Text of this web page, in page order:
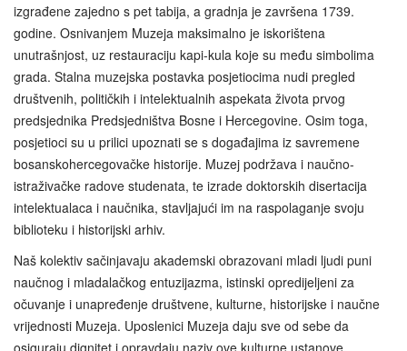
izgrađene zajedno s pet tabija, a gradnja je završena 1739.
godine. Osnivanjem Muzeja maksimalno je iskorištena
unutrašnjost, uz restauraciju kapi-kula koje su među simbolima
grada. Stalna muzejska postavka posjetiocima nudi pregled
društvenih, političkih i intelektualnih aspekata života prvog
predsjednika Predsjedništva Bosne i Hercegovine. Osim toga,
posjetioci su u prilici upoznati se s događajima iz savremene
bosanskohercegovačke historije. Muzej podržava i naučno-
istraživačke radove studenata, te izrade doktorskih disertacija
intelektualaca i naučnika, stavljajući im na raspolaganje svoju
biblioteku i historijski arhiv.
Naš kolektiv sačinjavaju akademski obrazovani mladi ljudi puni
naučnog i mladalačkog entuzijazma, istinski opredijeljeni za
očuvanje i unapređenje društvene, kulturne, historijske i naučne
vrijednosti Muzeja. Uposlenici Muzeja daju sve od sebe da
osiguraju dignitet i opravdaju naziv ove kulturne ustanove,